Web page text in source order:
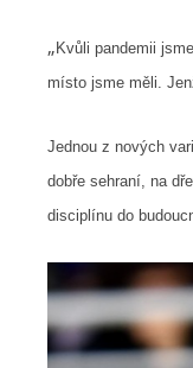
„Kvůli pandemii
místo jsme měli.
Jednou z nových
dobře sehraní, na
disciplínu do